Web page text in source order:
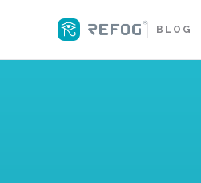
BLOG